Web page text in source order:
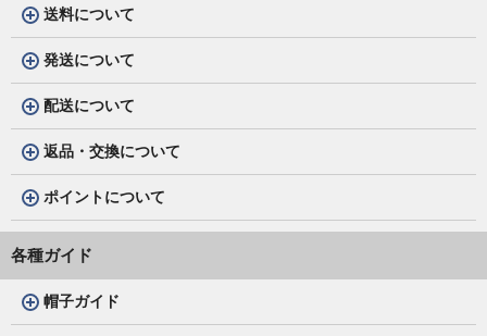
送料について
発送について
配送について
返品・交換について
ポイントについて
各種ガイド
帽子ガイド